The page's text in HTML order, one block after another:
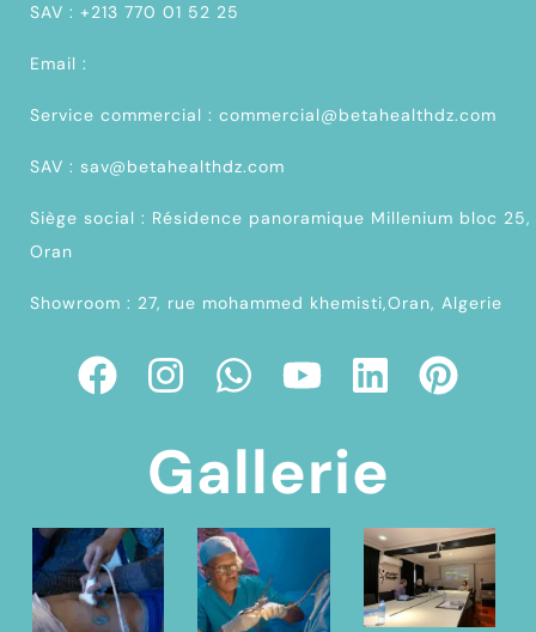
SAV : +213 770 01 52 25
Email :
Service commercial : commercial@betahealthdz.com
SAV : sav@betahealthdz.com
Siège social : Résidence panoramique Millenium bloc 25,
Oran
Showroom : 27, rue mohammed khemisti,Oran, Algerie
Gallerie